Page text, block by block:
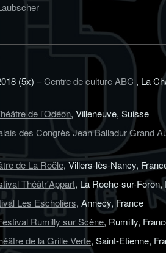
(5x) –Centre de culture ABC , La
de l'Odéon, Villeneuve, Suisse
des Congrès Jean Balladur Grand
de La Roële, Villers-lès-Nancy,
Théâtr'Appart, La Roche-sur-Foron,
Les Escholiers, Annecy, France
Rumilly sur Scène, Rumilly,
de la Grille Verte, Saint-Etienne,